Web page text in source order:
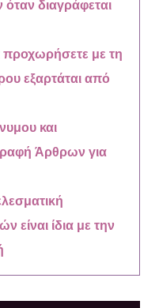
διαγράφεται
προχωρήσετε με τη
εξαρτάται από
και
Άρθρων για
είναι ίδια με την